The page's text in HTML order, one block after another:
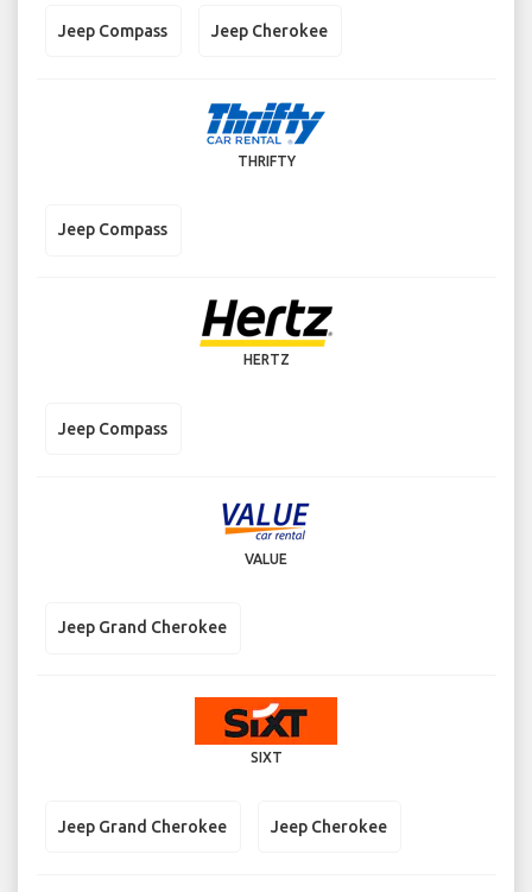
Jeep Compass Jeep Cherokee
THRIFTY
Jeep Compass
HERTZ
Jeep Compass
VALUE
Jeep Grand Cherokee
SIXT
Jeep Grand Cherokee Jeep Cherokee